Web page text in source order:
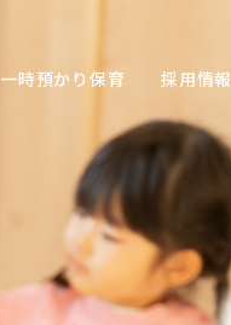
一時預かり保育 採用情報